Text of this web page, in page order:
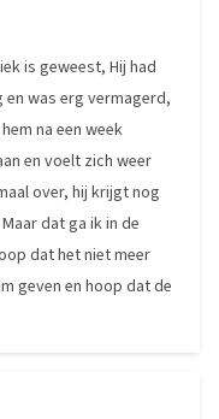
is geweest, Hij had
was erg vermagerd,
na een week
en voelt zich weer
over, hij krijgt nog
dat ga ik in de
dat het niet meer
geven en hoop dat de